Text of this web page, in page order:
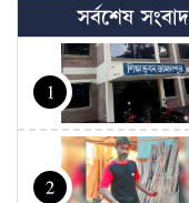
সর্বশেষ সংবাদ
1
2